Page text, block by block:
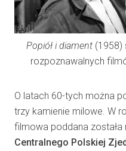
Popiół i diament (1958)
rozpoznawalnych
O latach 60-tych można
trzy kamienie milowe. W
filmowa poddana została
Centralnego Polskiej